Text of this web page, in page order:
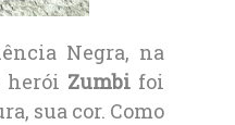
Negra, na
herói Zumbifoi
sua cor. Como